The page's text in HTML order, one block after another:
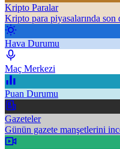
Kripto Paralar
Kripto para piyasalarında son
Hava Durumu
Maç Merkezi
Puan Durumu
Gazeteler
Günün gazete manşetlerini